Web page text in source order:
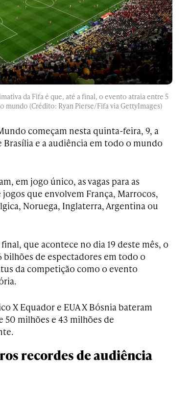
da Fifa é que, até a final, o evento atraia entre 5
mundo (Crédito: Ryan Pierse/Fifa via GettyImages)
começam nesta quinta-feira, 9, a
Brasília e a audiência em todo o mundo
em jogo único, as vagas para as
que envolvem França, Marrocos,
Noruega, Inglaterra, Argentina ou
que acontece no dia 19 deste mês, o
de espectadores em todo o
da competição como o evento
X Equador e EUA X Bósnia bateram
50 milhões e 43 milhões de
recordes de audiência